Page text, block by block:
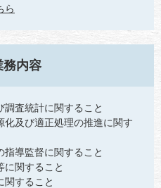
ら
務内容
査統計に関すること
及び適正処理の推進に関す
導監督に関すること
関すること
すること